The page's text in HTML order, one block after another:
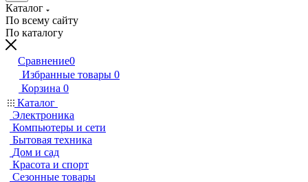
Каталог
По всему сайту
По каталогу
Сравнение0
Избранные товары 0
Корзина 0
Каталог
Электроника
Компьютеры и сети
Бытовая техника
Дом и сад
Красота и спорт
Сезонные товары